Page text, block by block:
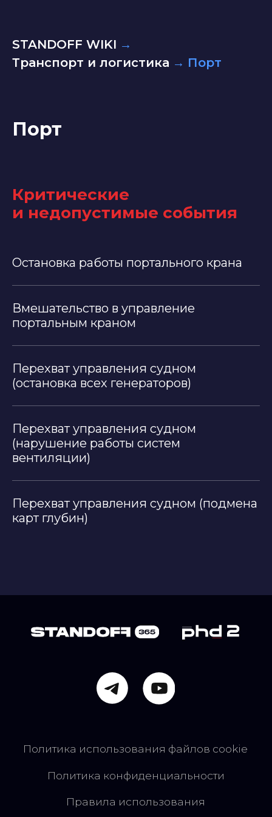
STANDOFF WIKI →
Транспорт и логистика → Порт
Порт
Критические
и недопустимые события
Остановка работы портального крана
Вмешательство в управление
портальным краном
Перехват управления судном
(остановка всех генераторов)
Перехват управления судном
(нарушение работы систем
вентиляции)
Перехват управления судном (подмена
карт глубин)
Политика конфиденциальности